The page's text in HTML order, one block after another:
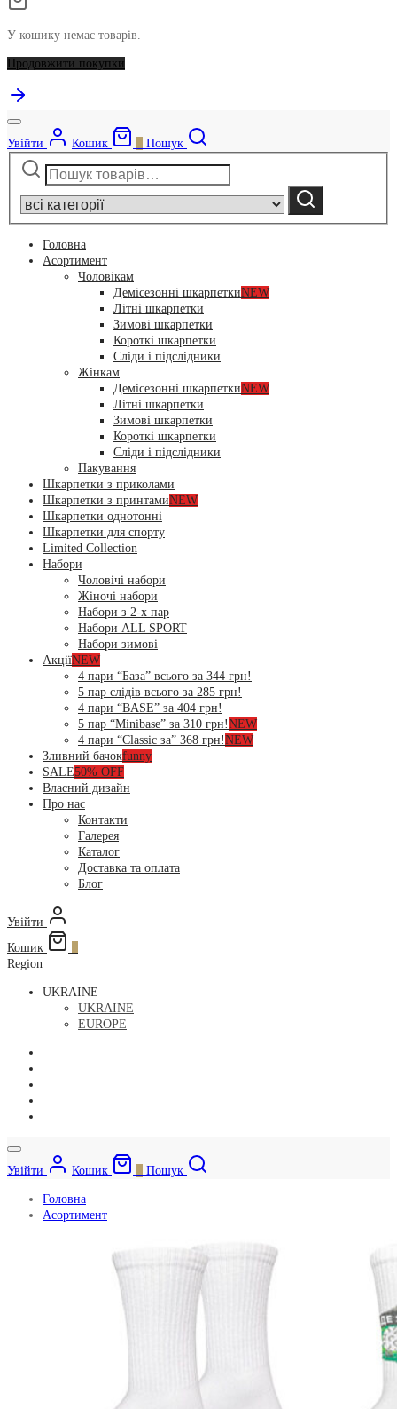
У кошику немає товарів.
Продовжити покупки
Увійти Кошик
Пошук
Шукати:
category:
Шукати
Головна
Асортимент
Чоловікам
Демісезонні шкарпеткиNEW
Літні шкарпетки
Зимові шкарпетки
Короткі шкарпетки
Сліди і підслідники
Жінкам
Демісезонні шкарпеткиNEW
Літні шкарпетки
Зимові шкарпетки
Короткі шкарпетки
Сліди і підслідники
Пакування
Шкарпетки з приколами
Шкарпетки з принтамиNEW
Шкарпетки однотонні
Шкарпетки для спорту
Limited Collection
Набори
Чоловічі набори
Жіночі набори
Набори з 2-х пар
Набори ALL SPORT
Набори зимові
АкціїNEW
4 пари “База” всього за 344 грн!
5 пар слідів всього за 285 грн!
4 пари “BASE” за 404 грн!
5 пар “Minibase” за 310 грн!NEW
4 пари “Classic за” 368 грн!NEW
Зливний бачокfunny
SALE50% OFF
Власний дизайн
Про нас
Контакти
Галерея
Каталог
Доставка та оплата
Блог
Увійти
Кошик
Region
UKRAINE
UKRAINE
EUROPE
Увійти Кошик Пошук
Головна
Асортимент